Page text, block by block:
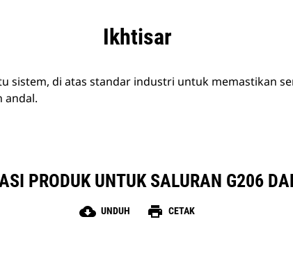
Ikhtisar
sistem, di atas standar industri untuk memastikan
andal.
PRODUK UNTUK SALURAN G206
cloud_download UNDUH print CETAK